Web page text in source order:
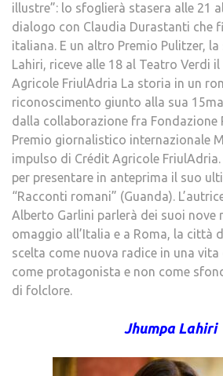
illustre”: lo sfoglierà stasera alle 21
dialogo con Claudia Durastanti che
italiana. E un altro Premio Pulitzer,
Lahiri, riceve alle 18 al Teatro Verdi
Agricole FriulAdria La storia in un
riconoscimento giunto alla sua
dalla collaborazione fra Fondazione
Premio giornalistico internazionale
impulso di Crédit Agricole FriulAdria.
per presentare in anteprima il suo
“Racconti romani” (Guanda).
Alberto Garlini parlerà dei suoi nove
omaggio all’Italia e a Roma, la città
scelta come nuova radice in una vita
come protagonista e non come
di folclore.
Jhumpa Lahiri